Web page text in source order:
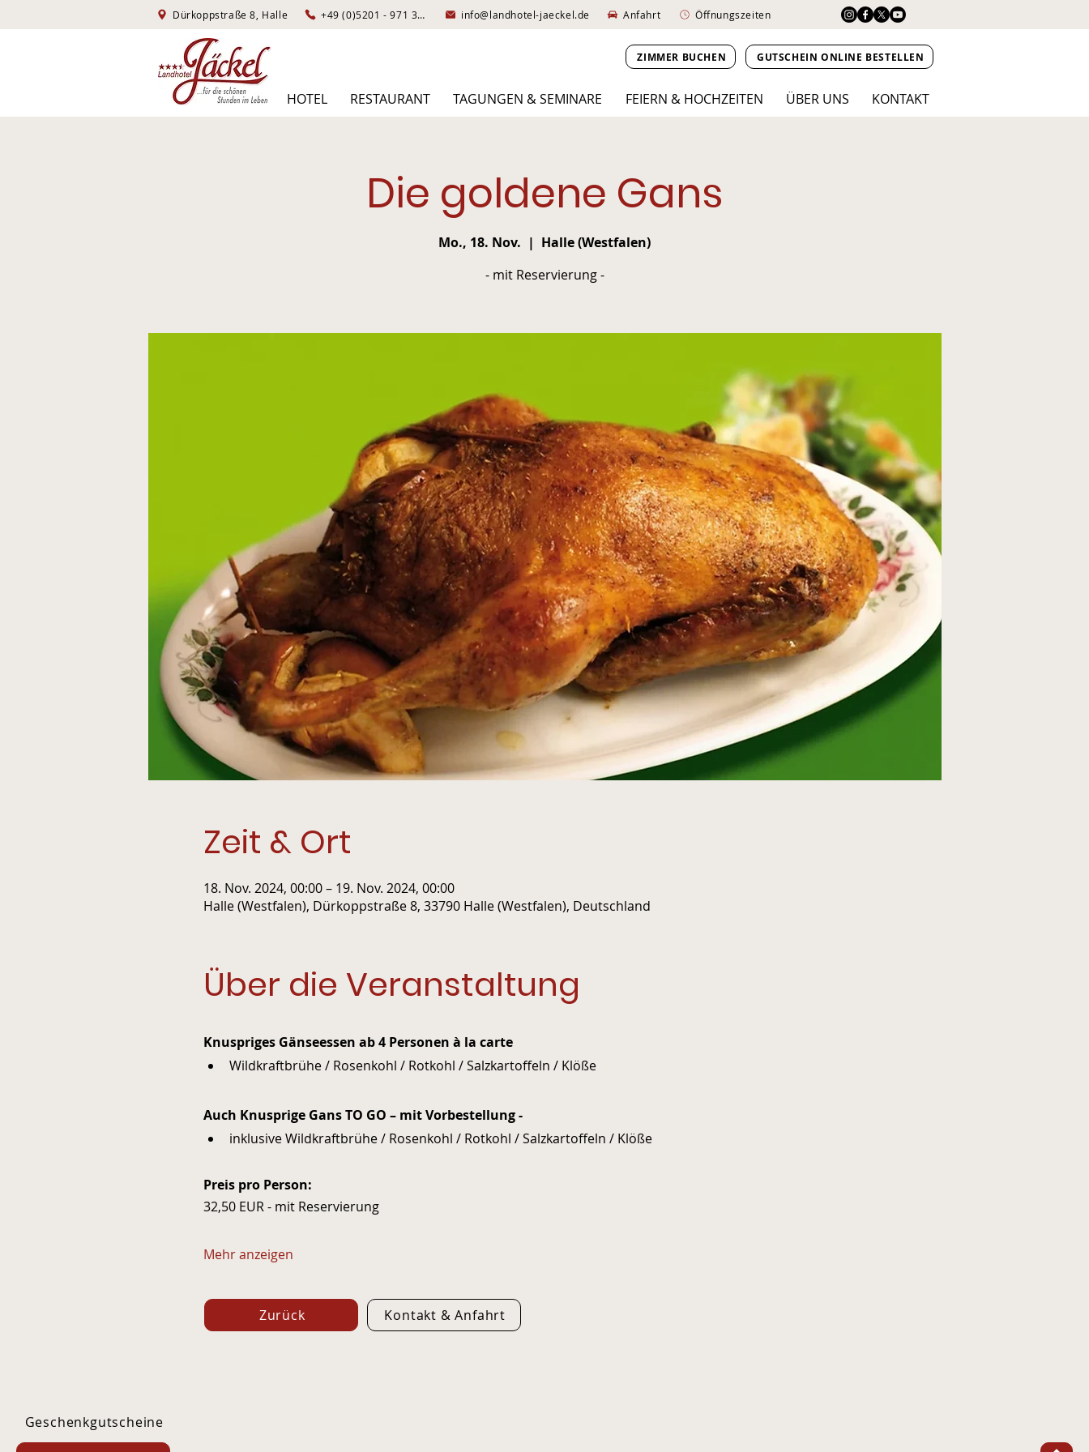
Dürkoppstraße 8, Halle +49 (0)5201 - 971 330 info@landhotel-jaeckel.de Anfahrt Öffnungszeiten
ZIMMER BUCHEN GUTSCHEIN ONLINE BESTELLEN
HOTEL RESTAURANT TAGUNGEN & SEMINARE FEIERN & HOCHZEITEN ÜBER UNS KONTAKT
Die goldene Gans
Mo., 18. Nov.
  |
Halle (Westfalen)
- mit Reservierung -
Zeit & Ort
18. Nov. 2024, 00:00 – 19. Nov. 2024, 00:00
Halle (Westfalen), Dürkoppstraße 8, 33790 Halle (Westfalen), Deutschland
Über die Veranstaltung
Knuspriges Gänseessen ab 4 Personen à la carte
Wildkraftbrühe / Rosenkohl / Rotkohl / Salzkartoffeln / Klöße
Auch Knusprige Gans TO GO – mit Vorbestellung -
inklusive Wildkraftbrühe / Rosenkohl / Rotkohl / Salzkartoffeln / Klöße
Preis pro Person:
32,50 EUR - mit Reservierung
Mehr anzeigen
Zurück Kontakt & Anfahrt
Geschenkgutscheine